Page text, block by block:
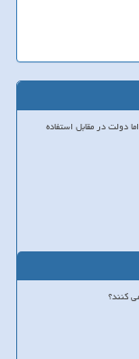
دولت در مقابل استفاده
کنند؟